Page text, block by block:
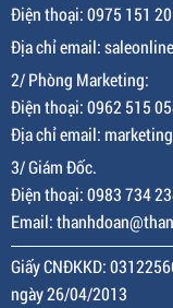
Điện thoại: 0975 151
Địa chỉ email:
2/ Phòng Marketing:
Điện thoại: 0962 515
Địa chỉ email:
3/ Giám Đốc.
Điện thoại: 0983 734
Email:
Giấy CNĐKKD:
ngày 26/04/2013